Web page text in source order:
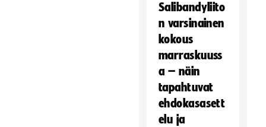
Salibandyliito
n varsinainen
kokous
marraskuuss
a – näin
tapahtuvat
ehdokasasett
elu ja